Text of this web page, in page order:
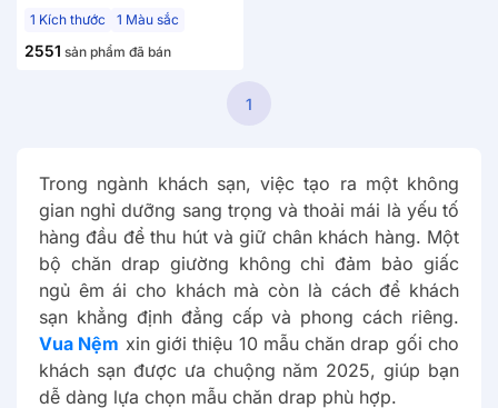
1 Kích thước
1 Màu sắc
2551 sản phẩm đã bán
1
Trong ngành khách sạn, việc tạo ra một không
gian nghỉ dưỡng sang trọng và thoải mái là yếu tố
hàng đầu để thu hút và giữ chân khách hàng. Một
bộ chăn drap giường không chỉ đảm bảo giấc
ngủ êm ái cho khách mà còn là cách để khách
sạn khẳng định đẳng cấp và phong cách riêng.
Vua Nệm xin giới thiệu 10 mẫu chăn drap gối cho
khách sạn được ưa chuộng năm 2025, giúp bạn
dễ dàng lựa chọn mẫu chăn drap phù hợp.